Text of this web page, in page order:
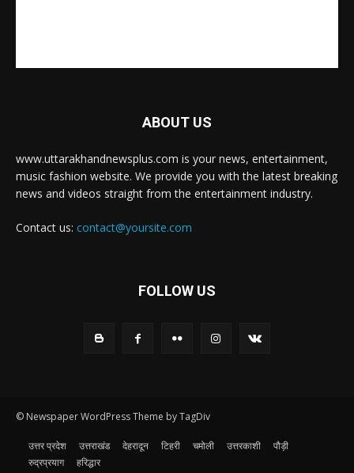
ABOUT US
www.uttarakhandnewsplus.com is your news, entertainment,
music fashion website. We provide you with the latest breaking
news and videos straight from the entertainment industry.
Contact us: contact@yoursite.com
FOLLOW US
© Newspaper WordPress Theme by TagDiv
उत्तर प्रदेश उत्तराखंड देहरादून टिहरी चमोली उत्तरकाशी
पौड़ी
रुद्रप्रयाग
हरिद्धार